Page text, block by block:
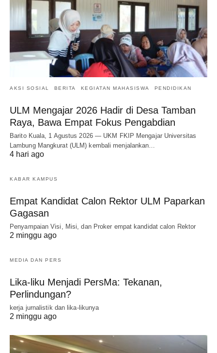
AKSI SOSIAL BERITA KEGIATAN MAHASISWA PENDIDIKAN
ULM Mengajar 2026 Hadir di Desa Tamban
Raya, Bawa Empat Fokus Pengabdian
Barito Kuala, 1 Agustus 2026 — UKM FKIP Mengajar Universitas
Lambung Mangkurat (ULM) kembali menjalankan…
4 hari ago
KABAR KAMPUS
Empat Kandidat Calon Rektor ULM Paparkan
Gagasan
Penyampaian Visi, Misi, dan Proker empat kandidat calon Rektor
2 minggu ago
MEDIA DAN PERS
Lika-liku Menjadi PersMa: Tekanan,
Perlindungan?
kerja jurnalistik dan lika-likunya
2 minggu ago